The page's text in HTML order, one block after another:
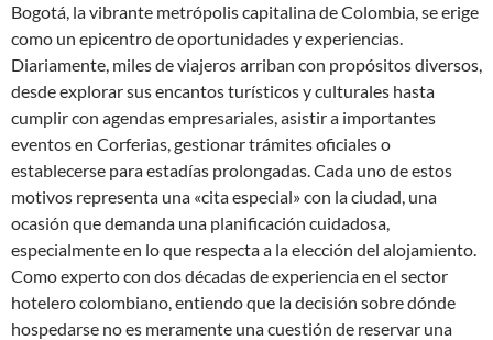
Bogotá, la vibrante metrópolis capitalina de Colombia, se erige
como un epicentro de oportunidades y experiencias.
Diariamente, miles de viajeros arriban con propósitos diversos,
desde explorar sus encantos turísticos y culturales hasta
cumplir con agendas empresariales, asistir a importantes
eventos en Corferias, gestionar trámites oficiales o
establecerse para estadías prolongadas. Cada uno de estos
motivos representa una «cita especial» con la ciudad, una
ocasión que demanda una planificación cuidadosa,
especialmente en lo que respecta a la elección del alojamiento.
Como experto con dos décadas de experiencia en el sector
hotelero colombiano, entiendo que la decisión sobre dónde
hospedarse no es meramente una cuestión de reservar una